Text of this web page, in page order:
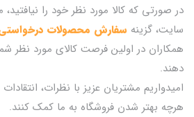
در صورتی که کالا مورد نظر خود را
سایت، گزینه سفارش محصولات
همکاران در اولین فرصت کالای مورد نظر
دهند.
امیدواریم مشتریان عزیز با نظرات،
هرچه بهتر شدن فروشگاه به ما کمک کنند.